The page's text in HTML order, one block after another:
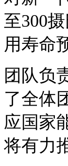
至300
用寿命
团队负
了全体
应国家
将有力